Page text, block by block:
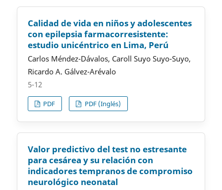
Calidad de vida en niños y adolescentes
con epilepsia farmacorresistente:
estudio unicéntrico en Lima, Perú
Carlos Méndez-Dávalos, Caroll Suyo Suyo-Suyo,
Ricardo A. Gálvez-Arévalo
5-12
PDF PDF (Inglés)
Valor predictivo del test no estresante
para cesárea y su relación con
indicadores tempranos de compromiso
neurológico neonatal